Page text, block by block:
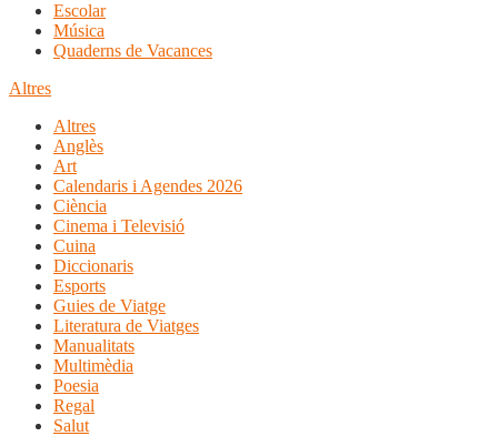
Escolar
Música
Quaderns de Vacances
Altres
Altres
Anglès
Art
Calendaris i Agendes 2026
Ciència
Cinema i Televisió
Cuina
Diccionaris
Esports
Guies de Viatge
Literatura de Viatges
Manualitats
Multimèdia
Poesia
Regal
Salut